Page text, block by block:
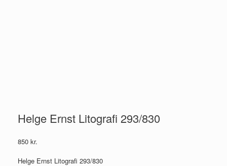
Helge Ernst Litografi 293/830
850 kr.
Helge Ernst Litografi 293/830